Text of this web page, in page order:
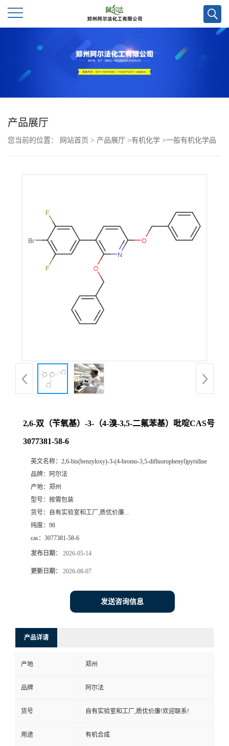
公
厅
言
产品展厅
您当前的位置： 网站首页 > 产品展厅 >有机化学 >一般有机化学品
2,6-双（苄氧基）-3-（4-溴-3,5-二氟苯基）吡啶CAS号
3077381-58-6
英文名称： 2,6-bis(benzyloxy)-3-(4-bromo-3,5-difluorophenyl)pyridine
品牌：
阿尔法
产地： 郑州
型号： 按需包装
货号：
自有实验室和工厂,质优价廉...
纯度： 98
cas： 3077381-58-6
发布日期： 2026-05-14
更新日期： 2026-08-07
发送咨询信息
产品详请
产地 郑州
品牌 阿尔法
货号 自有实验室和工厂,质优价廉!欢迎联系!
用途 有机合成